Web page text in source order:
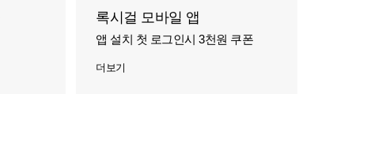
록시걸 모바일 앱
앱 설치 첫 로그인시 3천원 쿠폰
더보기